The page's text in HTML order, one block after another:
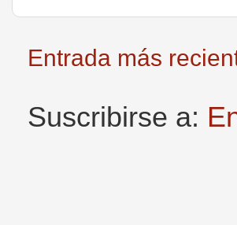
Entrada más
Suscribirse a: